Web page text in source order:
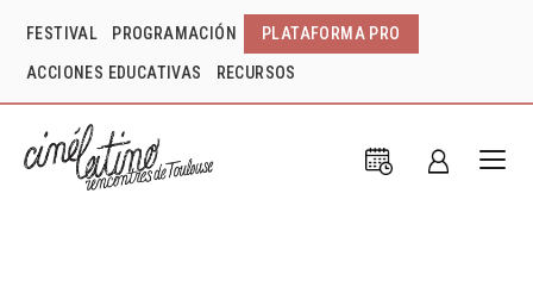
FESTIVAL PROGRAMACIÓN PLATAFORMA PRO
ACCIONES EDUCATIVAS RECURSOS